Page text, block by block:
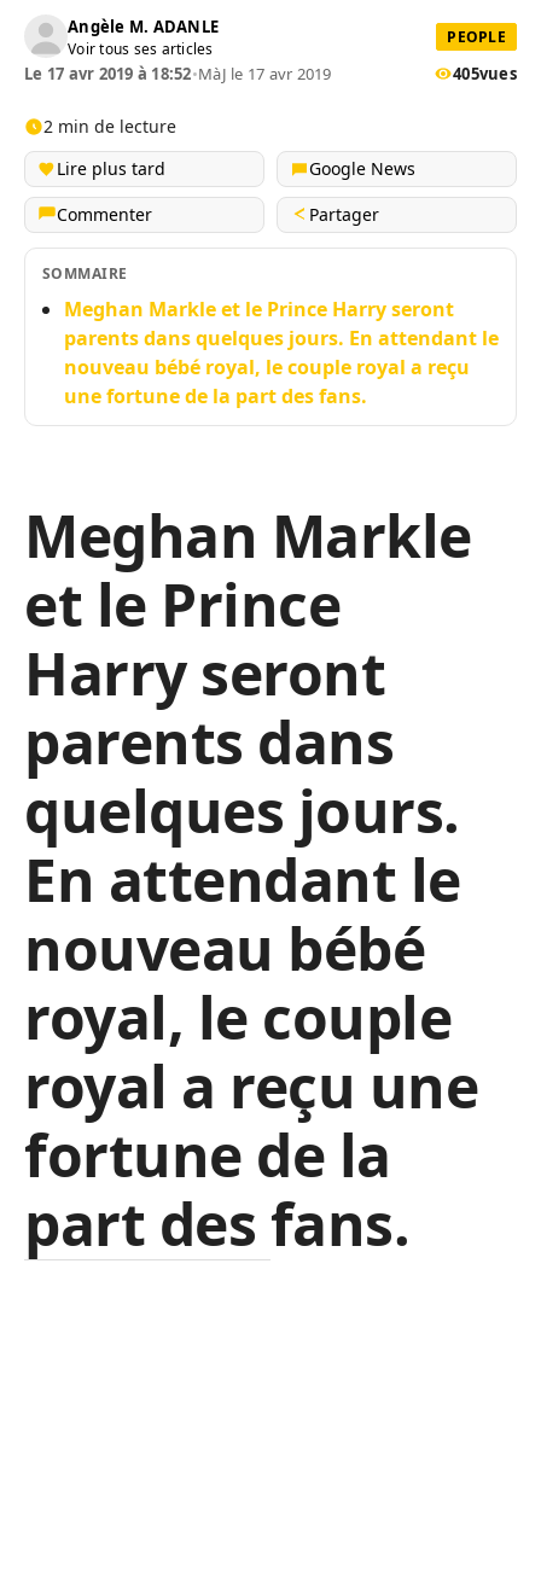
Angèle M. ADANLE
Voir tous ses articles
PEOPLE
Le 17 avr 2019 à 18:52•MàJ le 17 avr 2019 405vues
2 min de lecture
Lire plus tard
Google News
Commenter
Partager
SOMMAIRE
Meghan Markle et le Prince Harry seront
parents dans quelques jours. En attendant le
nouveau bébé royal, le couple royal a reçu
une fortune de la part des fans.
Meghan Markle
et le Prince
Harry seront
parents dans
quelques jours.
En attendant le
nouveau bébé
royal, le couple
royal a reçu une
fortune de la
part des fans.